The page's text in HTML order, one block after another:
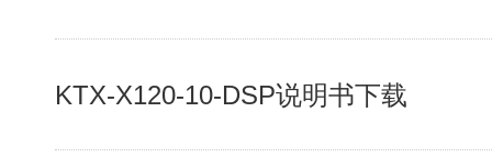
KTX-X120-10-DSP说明书下载